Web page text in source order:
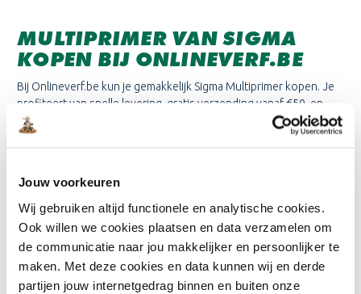
Jouw voorkeuren
Wij gebruiken altijd functionele en analytische cookies.
Ook willen we cookies plaatsen en data verzamelen om
de communicatie naar jou makkelijker en persoonlijker te
maken. Met deze cookies en data kunnen wij en derde
partijen jouw internetgedrag binnen en buiten onze
MULTIPRIMER VAN SIGMA
KOPEN BIJ ONLINEVERF.BE
Bij Onlineverf.be kun je gemakkelijk Sigma Multiprimer kopen. Je
profiteert van snelle levering, gratis verzending vanaf €50, en
deskundig advies. Het ruime assortiment en de kleurgarantie
zorgen ervoor dat je altijd de juiste primer voor jouw project
Categorieën
Producten
Sigma
Sigma Pearl Clean Matt
Sigma Binnenlak
Sigmatex Superlatex Matt
Sigma Buitenlak
Sigma Perfect Matt
Sigma Facade
Sigma S2U Nova Satin